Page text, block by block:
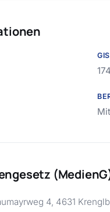
4, 4631